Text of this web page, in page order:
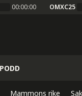
00:00:00 OMXC25
PODD
Mammons rike